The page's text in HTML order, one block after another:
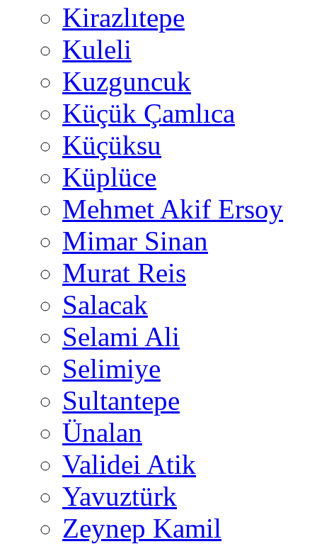
Kirazlıtepe
Kuleli
Kuzguncuk
Küçük Çamlıca
Küçüksu
Küplüce
Mehmet Akif Ersoy
Mimar Sinan
Murat Reis
Salacak
Selami Ali
Selimiye
Sultantepe
Ünalan
Validei Atik
Yavuztürk
Zeynep Kamil